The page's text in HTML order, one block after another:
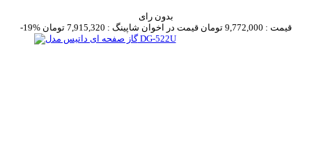
بدون رای
-19%
قیمت : 9,772,000 تومان قیمت در اخوان شاپینگ : 7,915,320 تومان